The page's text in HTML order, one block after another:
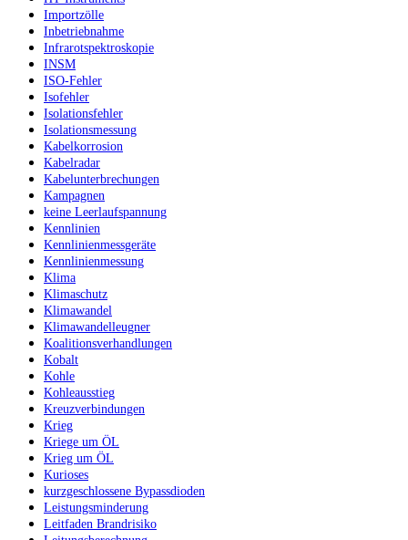
Importzölle
Inbetriebnahme
Infrarotspektroskopie
INSM
ISO-Fehler
Isofehler
Isolationsfehler
Isolationsmessung
Kabelkorrosion
Kabelradar
Kabelunterbrechungen
Kampagnen
keine Leerlaufspannung
Kennlinien
Kennlinienmessgeräte
Kennlinienmessung
Klima
Klimaschutz
Klimawandel
Klimawandelleugner
Koalitionsverhandlungen
Kobalt
Kohle
Kohleausstieg
Kreuzverbindungen
Krieg
Kriege um ÖL
Krieg um ÖL
Kurioses
kurzgeschlossene Bypassdioden
Leistungsminderung
Leitfaden Brandrisiko